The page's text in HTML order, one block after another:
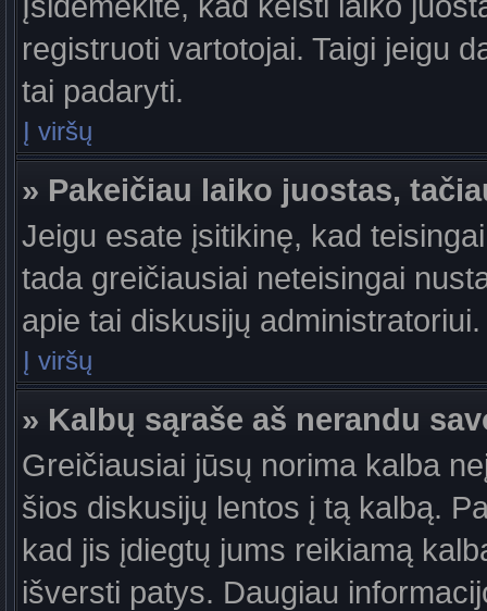
registruoti vartotojai. Taigi jeigu
tai padaryti.
Į viršų
» Pakeičiau laiko juostas,
Jeigu esate įsitikinę, kad
tada greičiausiai neteisingai
apie tai diskusijų administratoriui.
Į viršų
» Kalbų sąraše aš nerandu
Greičiausiai jūsų norima kalba
šios diskusijų lentos į tą kalbą.
kad jis įdiegtų jums reikiamą
išversti patys. Daugiau